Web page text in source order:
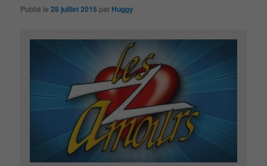
Publié le28 juillet 2015 par Huggy